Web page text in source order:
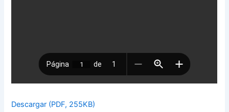
Descargar (PDF, 255KB)